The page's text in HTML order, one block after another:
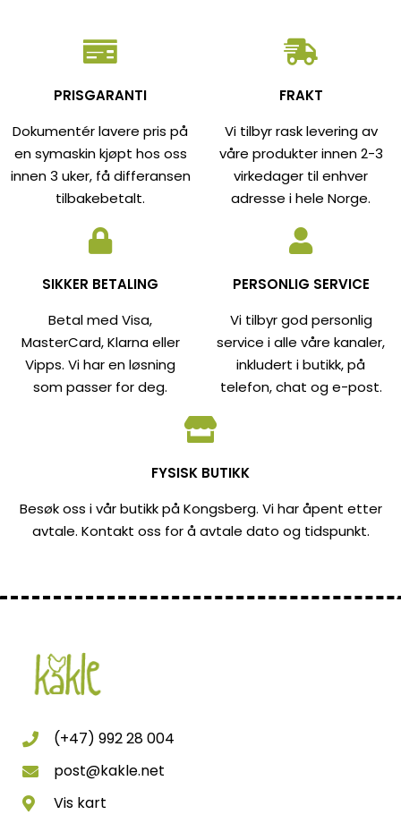
PRISGARANTI
Dokumentér lavere pris på
en symaskin kjøpt hos oss
innen 3 uker, få differansen
tilbakebetalt.
FRAKT
Vi tilbyr rask levering av
våre produkter innen 2-3
virkedager til enhver
adresse i hele Norge.
SIKKER BETALING
Betal med Visa,
MasterCard, Klarna eller
Vipps. Vi har en løsning
som passer for deg.
PERSONLIG SERVICE
Vi tilbyr god personlig
service i alle våre kanaler,
inkludert i butikk, på
telefon, chat og e-post.
FYSISK BUTIKK
Besøk oss i vår butikk på Kongsberg. Vi har åpent etter
avtale. Kontakt oss for å avtale dato og tidspunkt.
(+47) 992 28 004
post@kakle.net
Vis kart